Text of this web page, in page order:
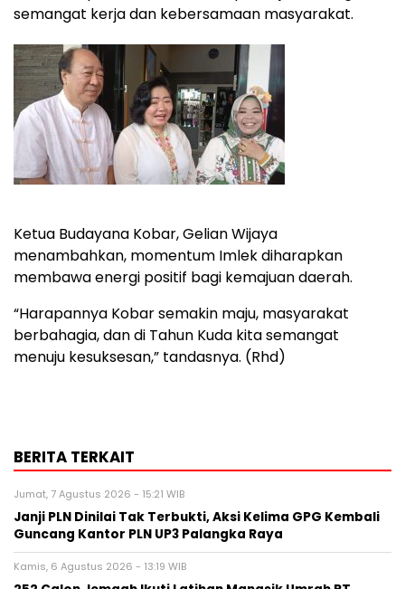
semangat kerja dan kebersamaan masyarakat.
Ketua Budayana Kobar, Gelian Wijaya
menambahkan, momentum Imlek diharapkan
membawa energi positif bagi kemajuan daerah.
“Harapannya Kobar semakin maju, masyarakat
berbahagia, dan di Tahun Kuda kita semangat
menuju kesuksesan,” tandasnya. (Rhd)
BERITA TERKAIT
Jumat, 7 Agustus 2026 - 15:21 WIB
Janji PLN Dinilai Tak Terbukti, Aksi Kelima GPG Kembali
Guncang Kantor PLN UP3 Palangka Raya
Kamis, 6 Agustus 2026 - 13:19 WIB